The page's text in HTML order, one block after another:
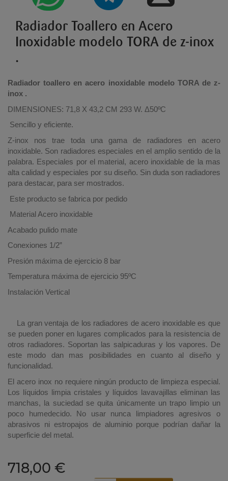
Radiador Toallero en Acero
Inoxidable modelo TORA de z-inox
.
Radiador toallero en acero inoxidable modelo TORA de z-
inox .
DIMENSIONES: 71,8 X 43,2 CM 293 W. Δ50ºC
Sencillo y eficiente.
Z-inox nos trae toda una gama de radiadores en acero
inoxidable. Son radiadores especiales en el amplio sentido de la
palabra. Especiales por el material, acero inoxidable de la mas
alta calidad y especiales por su diseño. Sin duda son radiadores
para destacar, para ser mostrados.
Este producto se fabrica por pedido
Material Acero inoxidable
Acabado pulido mate
Conexiones 1/2”
Presión máxima de ejercicio 8 bar
Temperatura máxima de ejercicio 95ºC
Instalación Vertical
La gran ventaja de los radiadores de acero inoxidable es que
se pueden poner en lugares complicados para la resistencia de
otros radiadores. Soportan las salpicaduras y los vapores. De
este modo dan mas posibilidades en cuanto al diseño y
funcionalidad.
El acero inox no requiere ningún producto de limpieza especial.
Los líquidos limpia cristales y líquidos lavavajillas eliminan las
manchas, la suciedad se quita únicamente un trapo limpio un
poco humedecido. No usar nunca limpiadores agresivos o
abrasivos ni estropajos de aluminio porque podrían dañar la
superficie del metal.
718,00 €